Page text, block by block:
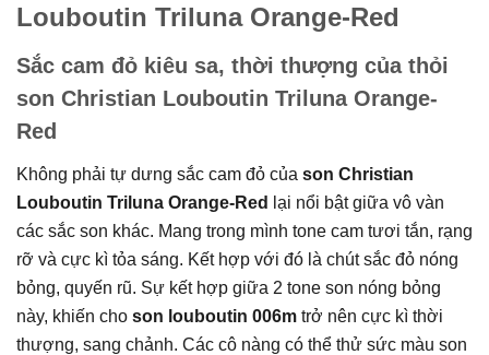
Louboutin Triluna Orange-Red
Sắc cam đỏ kiêu sa, thời thượng của thỏi
son Christian Louboutin Triluna Orange-
Red
Không phải tự dưng sắc cam đỏ của son Christian
Louboutin Triluna Orange-Red
lại nổi bật giữa vô vàn
các sắc son khác. Mang trong mình tone cam tươi tắn, rạng
rỡ và cực kì tỏa sáng. Kết hợp với đó là chút sắc đỏ nóng
bỏng, quyến rũ. Sự kết hợp giữa 2 tone son nóng bỏng
này, khiến cho son louboutin 006m trở nên cực kì thời
thượng, sang chảnh. Các cô nàng có thể thử sức màu son